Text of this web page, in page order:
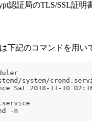
認証局のTLS/SSL証
下記のコマンドを用
system/
Sat 2018-11-10
-n